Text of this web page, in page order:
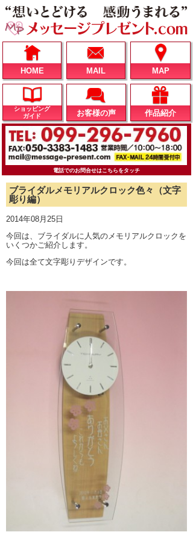
HOME MAIL MAP
ショッピング
ガイド
お客様の声 作品紹介
電話でのお問合せはこちらをタッチ
ブライダルメモリアルクロック色々（文字
彫り編）
2014年08月25日
今回は、ブライダルに人気のメモリアルクロックを
いくつかご紹介します。
今回は全て文字彫りデザインです。